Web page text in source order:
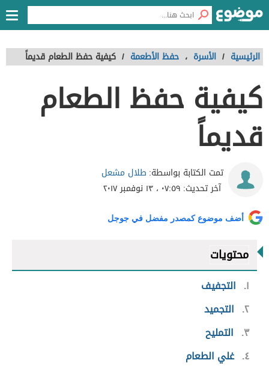
الرئيسية / الأسرة ، حفظ الأطعمة / كيفية حفظ الطعام قديماً
كيفية حفظ الطعام
قديماً
تمت الكتابة بواسطة: طلال مشعل
آخر تحديث: ٠٧:٥٩ ، ١٣ نوفمبر ٢٠١٧
أضف موضوع كمصدر مفضل في جوجل
محتويات
١
التجفيف
٢ التجميد
٣
التمليح
٤ غلي الطعام